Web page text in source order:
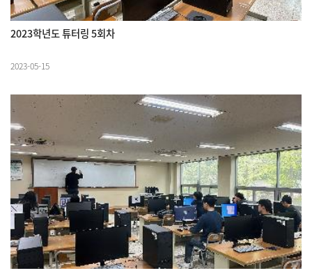
2023학년도 튜터링 5회차
2023-05-15